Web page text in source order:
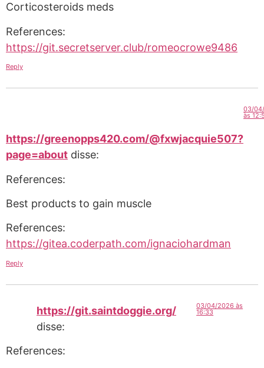
Corticosteroids meds
References:
https://git.secretserver.club/romeocrowe9486
Reply
https://greenopps420.com/@fxwjacquie507?
page=about disse:
03/
às
References:
Best products to gain muscle
References:
https://gitea.coderpath.com/ignaciohardman
Reply
https://git.saintdoggie.org/
disse:
03/04/2026 às
16:33
References: